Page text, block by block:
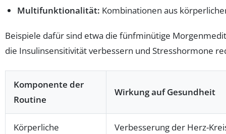
Multifunktionalität: Kombinationen aus
Beispiele dafür sind etwa die fünfminütige
die Insulinsensitivität verbessern und Stresshormone
Komponente der
Routine
Wirkung auf Gesundheit
Körperliche
Verbesserung der Herz-